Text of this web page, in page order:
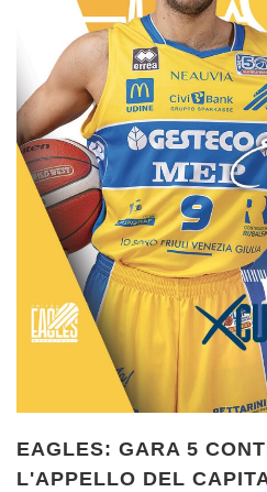
EAGLES: GARA 5
L'APPELLO DEL